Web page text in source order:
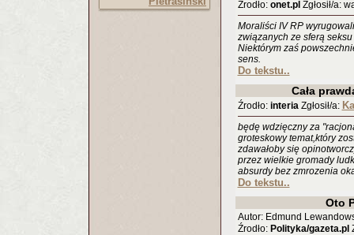
Źrodło: onet.pl Zgłosił/a:
Moraliści IV RP
związanych ze sferą
Niektórym zaś
sens.
Do tekstu..
Cała
Źrodło: interiaZgłosił/a:
będę wdzięczny za
groteskowy temat,który
zdawałoby się
przez wielkie gromady
absurdy bez zmrozenia
Do tekstu..
Oto
Autor: Edmund
Źrodło: Polityka/gazeta.pl